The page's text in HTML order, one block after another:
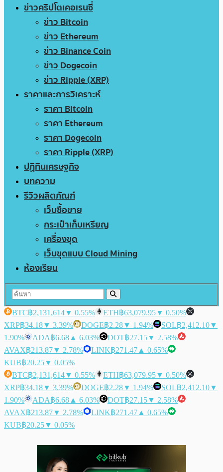
ข่าวคริปโตเคอเรนซี่
ข่าว Bitcoin
ข่าว Ethereum
ข่าว Binance Coin
ข่าว Dogecoin
ข่าว Ripple (XRP)
ราคาและการวิเคราะห์
ราคา Bitcoin
ราคา Ethereum
ราคา Dogecoin
ราคา Ripple (XRP)
ปฏิทินเศรษฐกิจ
บทความ
รีวิวผลิตภัณฑ์
เว็บซื้อขาย
กระเป๋าเก็บเหรียญ
เครื่องขุด
เว็บขุดแบบ Cloud Mining
ห้องเรียน
BTC฿2,131,614▼ 0.55% ETH฿63,079.95▼ 0.50%
XRP฿34.18▼ 3.39% DOGE฿2.28▼ 1.94% SOL฿2,412.10▼
1.90%
ADA฿6.68 ▲ 6.03% DOT฿27.15▼ 2.58%
AVAX฿213.87▼ 2.78% LINK฿271.47 ▲ 0.65%
KUB฿20.25▼ 0.05%
BTC฿2,131,614▼ 0.55% ETH฿63,079.95▼ 0.50%
XRP฿34.18▼ 3.39% DOGE฿2.28▼ 1.94% SOL฿2,412.10▼
1.90%
ADA฿6.68 ▲ 6.03% DOT฿27.15▼ 2.58%
AVAX฿213.87▼ 2.78% LINK฿271.47 ▲ 0.65%
KUB฿20.25▼ 0.05%